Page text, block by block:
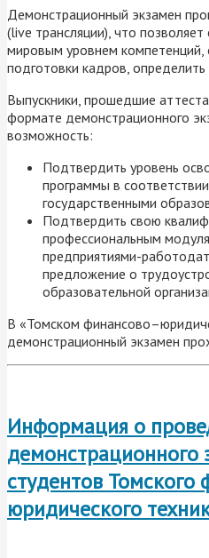
Демонстрационный экзамен
(live трансляции), что позволяет
мировым уровнем компетенций,
подготовки кадров,
Выпускники, прошедшие
формате демонстрационного
возможность:
Подтвердить уровень
программы в
государственными
Подтвердить свою
профессиональным
предприятиями-
предложение о
образовательной
В «Томском
демонстрационный экзамен
Информация о
демонстрационного
студентов Томского
юридического